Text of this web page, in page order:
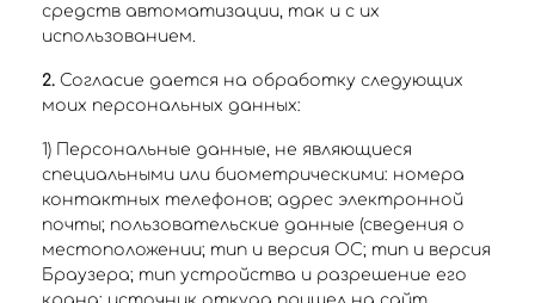
средств автоматизации, так и с их
использованием.
2. Согласие дается на обработку следующих
моих персональных данных:
1) Персональные данные, не являющиеся
специальными или биометрическими: номера
контактных телефонов; адрес электронной
почты; пользовательские данные (сведения о
местоположении; тип и версия ОС; тип и версия
Браузера; тип устройства и разрешение его